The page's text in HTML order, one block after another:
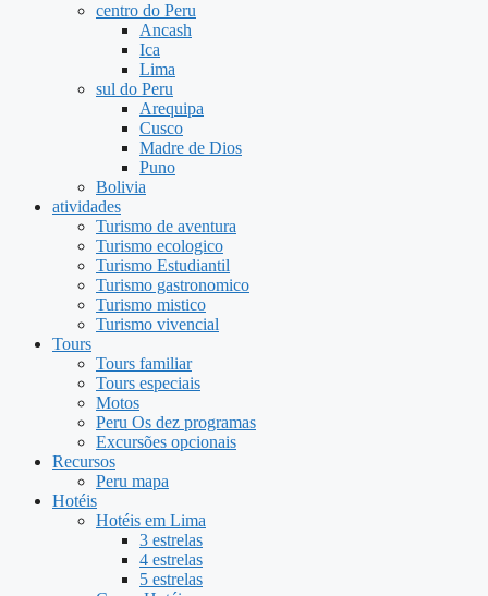
centro do Peru
Ancash
Ica
Lima
sul do Peru
Arequipa
Cusco
Madre de Dios
Puno
Bolivia
atividades
Turismo de aventura
Turismo ecologico
Turismo Estudiantil
Turismo gastronomico
Turismo mistico
Turismo vivencial
Tours
Tours familiar
Tours especiais
Motos
Peru Os dez programas
Excursões opcionais
Recursos
Peru mapa
Hotéis
Hotéis em Lima
3 estrelas
4 estrelas
5 estrelas